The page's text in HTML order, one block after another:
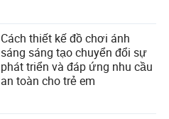
Cách thiết kế đồ chơi ánh
sáng sáng tạo chuyển đổi sự
phát triển và đáp ứng nhu cầu
an toàn cho trẻ em